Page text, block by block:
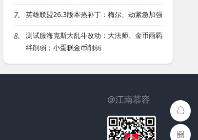
7. 英雄联盟26.3版本热补丁：梅尔、劫紧急加强
8.
测试服海克斯大乱斗改动：大法师、金币雨羁
绊削弱；小蛋糕金币削弱
@江南慕容